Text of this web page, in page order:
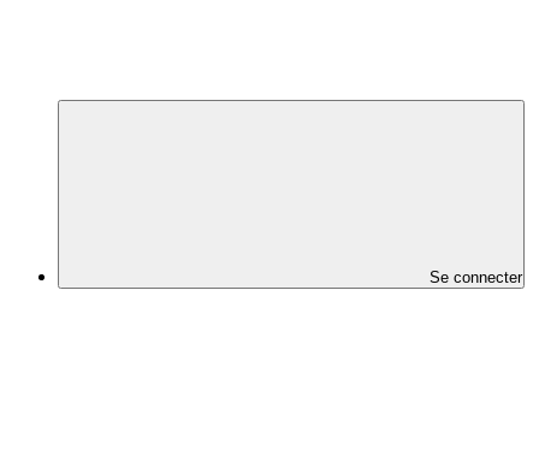
Se connecter